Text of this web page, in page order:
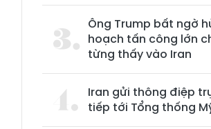
Ông Trump bất ngờ
hoạch tấn công lớn
từng thấy vào Iran
Iran gửi thông điệp
tiếp tới Tổng thống